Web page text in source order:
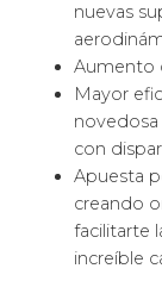
nuevas
Aumento
Mayor
con
Apuesta
creando
facilitarte
increíble